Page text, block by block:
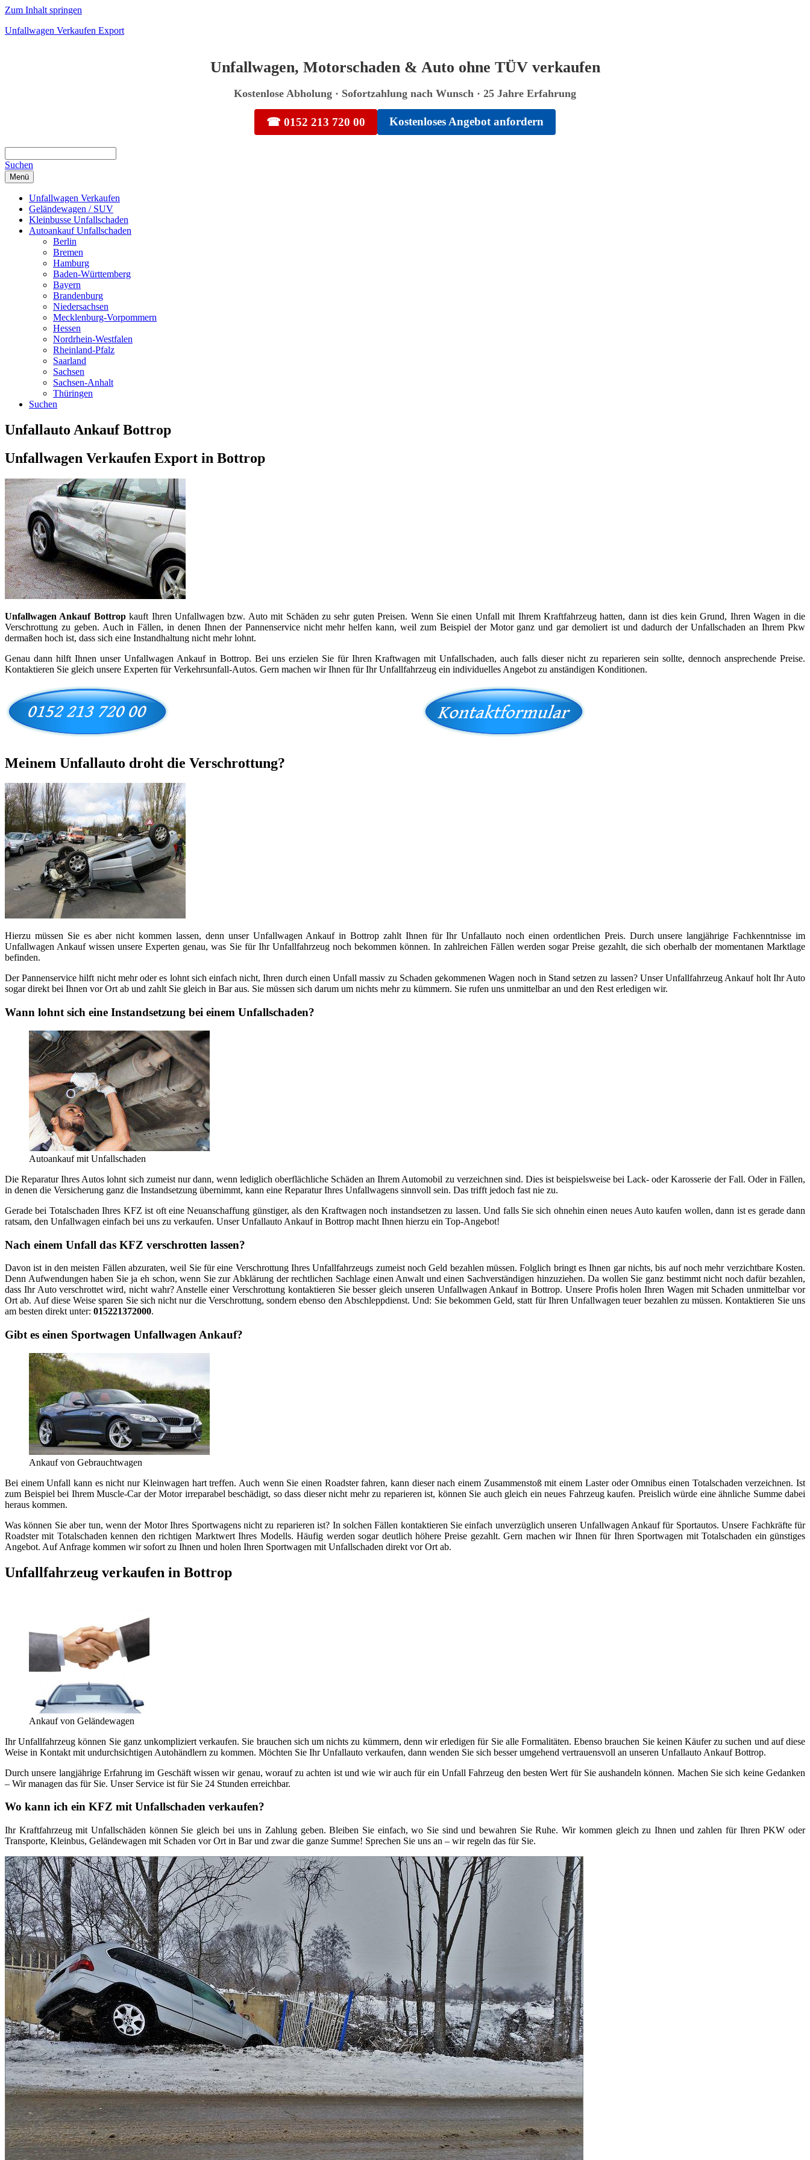
Zum Inhalt springen
Unfallwagen Verkaufen Export
Unfallwagen, Motorschaden & Auto ohne TÜV verkaufen
Kostenlose Abholung · Sofortzahlung nach Wunsch · 25 Jahre Erfahrung
☎ 0152 213 720 00 Kostenloses Angebot anfordern
Suchen
Menü
Unfallwagen Verkaufen
Geländewagen / SUV
Kleinbusse Unfallschaden
Autoankauf Unfallschaden
Berlin
Bremen
Hamburg
Baden-Württemberg
Bayern
Brandenburg
Niedersachsen
Mecklenburg-Vorpommern
Hessen
Nordrhein-Westfalen
Rheinland-Pfalz
Saarland
Sachsen
Sachsen-Anhalt
Thüringen
Suchen
Unfallauto Ankauf Bottrop
Unfallwagen Verkaufen Export in Bottrop
Unfallwagen Ankauf Bottropkauft Ihren Unfallwagen bzw. Auto mit Schäden zu sehr guten Preisen. Wenn Sie einen Unfall mit Ihrem Kraftfahrzeug hatten, dann ist dies kein Grund, Ihren Wagen in die
Verschrottung zu geben. Auch in Fällen, in denen Ihnen der Pannenservice nicht mehr helfen kann, weil zum Beispiel der Motor ganz und gar demoliert ist und dadurch der Unfallschaden an Ihrem Pkw
dermaßen hoch ist, dass sich eine Instandhaltung nicht mehr lohnt.
Genau dann hilft Ihnen unser Unfallwagen Ankauf in Bottrop. Bei uns erzielen Sie für Ihren Kraftwagen mit Unfallschaden, auch falls dieser nicht zu reparieren sein sollte, dennoch ansprechende Preise.
Kontaktieren Sie gleich unsere Experten für Verkehrsunfall-Autos. Gern machen wir Ihnen für Ihr Unfallfahrzeug ein individuelles Angebot zu anständigen Konditionen.
Meinem Unfallauto droht die Verschrottung?
Hierzu müssen Sie es aber nicht kommen lassen, denn unser Unfallwagen Ankauf in Bottrop zahlt Ihnen für Ihr Unfallauto noch einen ordentlichen Preis. Durch unsere langjährige Fachkenntnisse im
Unfallwagen Ankauf wissen unsere Experten genau, was Sie für Ihr Unfallfahrzeug noch bekommen können. In zahlreichen Fällen werden sogar Preise gezahlt, die sich oberhalb der momentanen Marktlage
befinden.
Der Pannenservice hilft nicht mehr oder es lohnt sich einfach nicht, Ihren durch einen Unfall massiv zu Schaden gekommenen Wagen noch in Stand setzen zu lassen? Unser Unfallfahrzeug Ankauf holt Ihr Auto
sogar direkt bei Ihnen vor Ort ab und zahlt Sie gleich in Bar aus. Sie müssen sich darum um nichts mehr zu kümmern. Sie rufen uns unmittelbar an und den Rest erledigen wir.
Wann lohnt sich eine Instandsetzung bei einem Unfallschaden?
Autoankauf mit Unfallschaden
Die Reparatur Ihres Autos lohnt sich zumeist nur dann, wenn lediglich oberflächliche Schäden an Ihrem Automobil zu verzeichnen sind. Dies ist beispielsweise bei Lack- oder Karosserie der Fall. Oder in Fällen,
in denen die Versicherung ganz die Instandsetzung übernimmt, kann eine Reparatur Ihres Unfallwagens sinnvoll sein. Das trifft jedoch fast nie zu.
Gerade bei Totalschaden Ihres KFZ ist oft eine Neuanschaffung günstiger, als den Kraftwagen noch instandsetzen zu lassen. Und falls Sie sich ohnehin einen neues Auto kaufen wollen, dann ist es gerade dann
ratsam, den Unfallwagen einfach bei uns zu verkaufen. Unser Unfallauto Ankauf in Bottrop macht Ihnen hierzu ein Top-Angebot!
Nach einem Unfall das KFZ verschrotten lassen?
Davon ist in den meisten Fällen abzuraten, weil Sie für eine Verschrottung Ihres Unfallfahrzeugs zumeist noch Geld bezahlen müssen. Folglich bringt es Ihnen gar nichts, bis auf noch mehr verzichtbare Kosten.
Denn Aufwendungen haben Sie ja eh schon, wenn Sie zur Abklärung der rechtlichen Sachlage einen Anwalt und einen Sachverständigen hinzuziehen. Da wollen Sie ganz bestimmt nicht noch dafür bezahlen,
dass Ihr Auto verschrottet wird, nicht wahr? Anstelle einer Verschrottung kontaktieren Sie besser gleich unseren Unfallwagen Ankauf in Bottrop. Unsere Profis holen Ihren Wagen mit Schaden unmittelbar vor
Ort ab. Auf diese Weise sparen Sie sich nicht nur die Verschrottung, sondern ebenso den Abschleppdienst. Und: Sie bekommen Geld, statt für Ihren Unfallwagen teuer bezahlen zu müssen. Kontaktieren Sie uns
am besten direkt unter: 015221372000.
Gibt es einen Sportwagen Unfallwagen Ankauf?
Ankauf von Gebrauchtwagen
Bei einem Unfall kann es nicht nur Kleinwagen hart treffen. Auch wenn Sie einen Roadster fahren, kann dieser nach einem Zusammenstoß mit einem Laster oder Omnibus einen Totalschaden verzeichnen. Ist
zum Beispiel bei Ihrem Muscle-Car der Motor irreparabel beschädigt, so dass dieser nicht mehr zu reparieren ist, können Sie auch gleich ein neues Fahrzeug kaufen. Preislich würde eine ähnliche Summe dabei
heraus kommen.
Was können Sie aber tun, wenn der Motor Ihres Sportwagens nicht zu reparieren ist? In solchen Fällen kontaktieren Sie einfach unverzüglich unseren Unfallwagen Ankauf für Sportautos. Unsere Fachkräfte für
Roadster mit Totalschaden kennen den richtigen Marktwert Ihres Modells. Häufig werden sogar deutlich höhere Preise gezahlt. Gern machen wir Ihnen für Ihren Sportwagen mit Totalschaden ein günstiges
Angebot. Auf Anfrage kommen wir sofort zu Ihnen und holen Ihren Sportwagen mit Unfallschaden direkt vor Ort ab.
Unfallfahrzeug verkaufen in Bottrop
Ankauf von Geländewagen
Ihr Unfallfahrzeug können Sie ganz unkompliziert verkaufen. Sie brauchen sich um nichts zu kümmern, denn wir erledigen für Sie alle Formalitäten. Ebenso brauchen Sie keinen Käufer zu suchen und auf diese
Weise in Kontakt mit undurchsichtigen Autohändlern zu kommen. Möchten Sie Ihr Unfallauto verkaufen, dann wenden Sie sich besser umgehend vertrauensvoll an unseren Unfallauto Ankauf Bottrop.
Durch unsere langjährige Erfahrung im Geschäft wissen wir genau, worauf zu achten ist und wie wir auch für ein Unfall Fahrzeug den besten Wert für Sie aushandeln können. Machen Sie sich keine Gedanken
– Wir managen das für Sie. Unser Service ist für Sie 24 Stunden erreichbar.
Wo kann ich ein KFZ mit Unfallschaden verkaufen?
Ihr Kraftfahrzeug mit Unfallschäden können Sie gleich bei uns in Zahlung geben. Bleiben Sie einfach, wo Sie sind und bewahren Sie Ruhe. Wir kommen gleich zu Ihnen und zahlen für Ihren PKW oder
Transporte, Kleinbus, Geländewagen mit Schaden vor Ort in Bar und zwar die ganze Summe! Sprechen Sie uns an – wir regeln das für Sie.